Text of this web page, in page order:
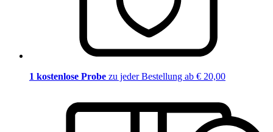
1 kostenlose Probe zu jeder Bestellung ab € 20,00